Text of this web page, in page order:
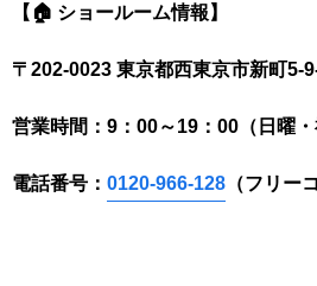
【🏠 ショールーム情報】
〒202-0023 東京都西東京市新町5-
営業時間：9：00～19：00（日曜・
電話番号： 0120-966-128 （フリー